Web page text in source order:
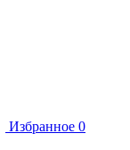
Избранное 0